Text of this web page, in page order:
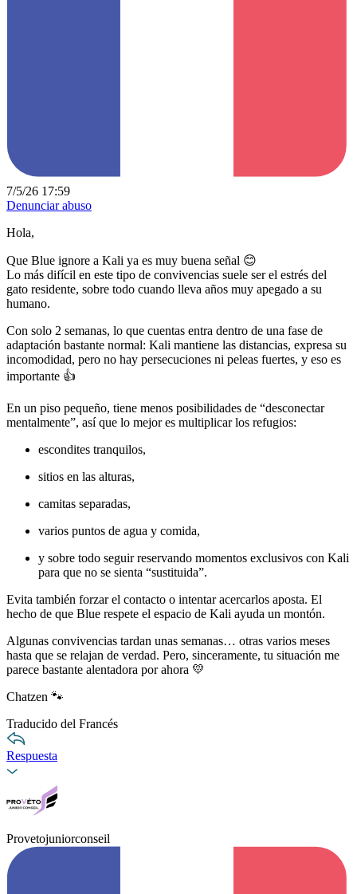
7/5/26 17:59
Denunciar abuso
Hola,
Que Blue ignore a Kali ya es muy buena señal 😊
Lo más difícil en este tipo de convivencias suele ser el estrés del
gato residente, sobre todo cuando lleva años muy apegado a su
humano.
Con solo 2 semanas, lo que cuentas entra dentro de una fase de
adaptación bastante normal: Kali mantiene las distancias, expresa su
incomodidad, pero no hay persecuciones ni peleas fuertes, y eso es
importante 👍
En un piso pequeño, tiene menos posibilidades de “desconectar
mentalmente”, así que lo mejor es multiplicar los refugios:
escondites tranquilos,
sitios en las alturas,
camitas separadas,
varios puntos de agua y comida,
y sobre todo seguir reservando momentos exclusivos con Kali
para que no se sienta “sustituida”.
Evita también forzar el contacto o intentar acercarlos aposta. El
hecho de que Blue respete el espacio de Kali ayuda un montón.
Algunas convivencias tardan unas semanas… otras varios meses
hasta que se relajan de verdad. Pero, sinceramente, tu situación me
parece bastante alentadora por ahora 💛
Chatzen 🐾
Traducido del Francés
Respuesta
Provetojuniorconseil